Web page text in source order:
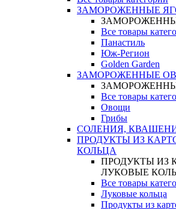
ЗАМОРОЖЕННЫЕ
Все товары
Панастиль
Юж-Регион
Golden Garden
ЗАМОРОЖЕННЫЕ
Все товары
Овощи
Грибы
СОЛЕНИЯ,
ПРОДУКТЫ ИЗ
КОЛЬЦА
ПРОДУКТЫ ИЗ
ЛУКОВЫЕ
Все товары
Луковые кольца
Продукты из